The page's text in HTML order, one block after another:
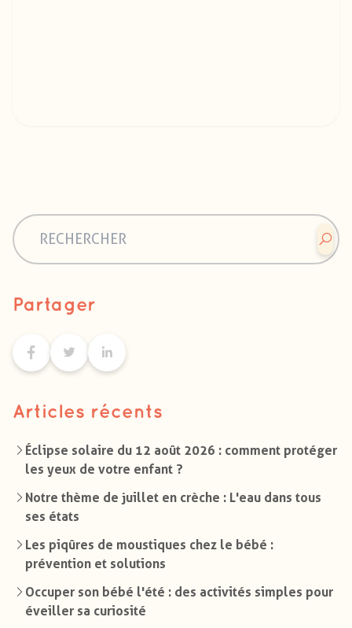
Partager
Articles récents
Éclipse solaire du 12 août 2026 : comment protéger
les yeux de votre enfant ?
Notre thème de juillet en crèche : L'eau dans tous
ses états
Les piqûres de moustiques chez le bébé :
prévention et solutions
Occuper son bébé l'été : des activités simples pour
éveiller sa curiosité